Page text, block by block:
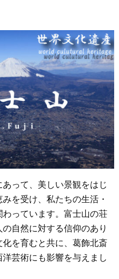
って、美しい景観をはじ
を受け、私たちの生活・
っています。富士山の荘
自然に対する信仰のあり
を育むと共に、葛飾北斎
芸術にも影響を与えまし